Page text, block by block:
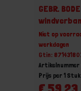
GEBR.
Niet op
werkdagen
Gtin:
Artikelnummer
Prijs per 1 Stuk